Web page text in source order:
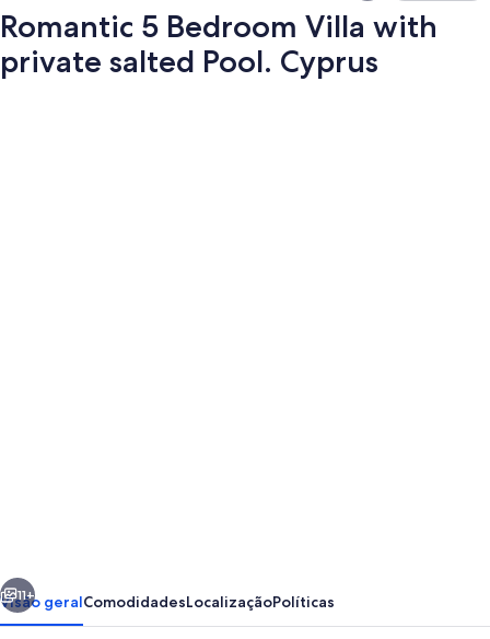
Romantic 5 Bedroom Villa with
private salted Pool. Cyprus
with
private
Seguinte
11+
Visão geralComodidadesLocalizaçãoPolíticas